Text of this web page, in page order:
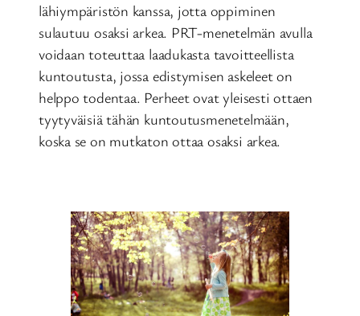
lähiympäristön kanssa, jotta oppiminen
sulautuu osaksi arkea. PRT-menetelmän avulla
voidaan toteuttaa laadukasta tavoitteellista
kuntoutusta, jossa edistymisen askeleet on
helppo todentaa. Perheet ovat yleisesti ottaen
tyytyväisiä tähän kuntoutusmenetelmään,
koska se on mutkaton ottaa osaksi arkea.